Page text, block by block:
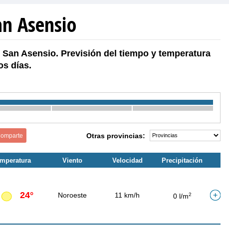
Asensio
Asensio. Previsión del tiempo y temperatura
días.
Otras provincias:
Viento Velocidad Precipitación
24° Noroeste 11 km/h 0 l/m2